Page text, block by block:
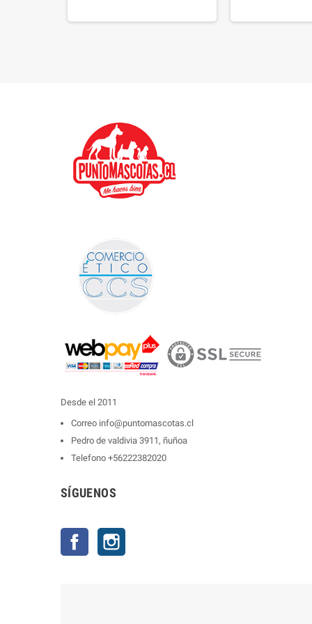
Desde el 2011
Correo info@puntomascotas.cl
Pedro de valdivia 3911, ñuñoa
Telefono +56222382020
SÍGUENOS
Facebook